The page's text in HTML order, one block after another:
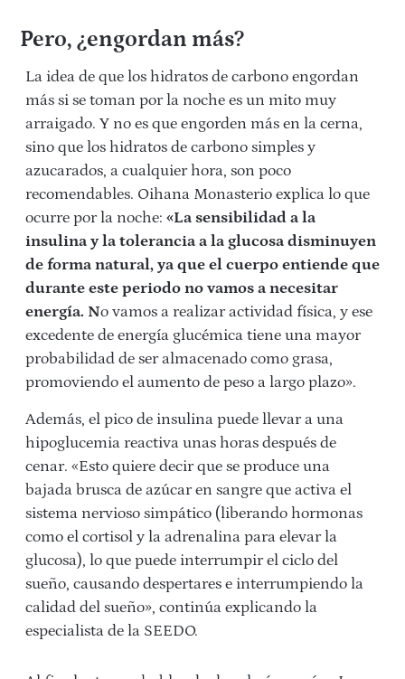
Pero, ¿engordan más?
La idea de que los hidratos de carbono engordan
más si se toman por la noche es un mito muy
arraigado. Y no es que engorden más en la cerna,
sino que los hidratos de carbono simples y
azucarados, a cualquier hora, son poco
recomendables. Oihana Monasterio explica lo que
ocurre por la noche: «La sensibilidad a la
insulina y la tolerancia a la glucosa disminuyen
de forma natural, ya que el cuerpo entiende que
durante este periodo no vamos a necesitar
energía. No vamos a realizar actividad física, y ese
excedente de energía glucémica tiene una mayor
probabilidad de ser almacenado como grasa,
promoviendo el aumento de peso a largo plazo».
Además, el pico de insulina puede llevar a una
hipoglucemia reactiva unas horas después de
cenar. «Esto quiere decir que se produce una
bajada brusca de azúcar en sangre que activa el
sistema nervioso simpático (liberando hormonas
como el cortisol y la adrenalina para elevar la
glucosa), lo que puede interrumpir el ciclo del
sueño, causando despertares e interrumpiendo la
calidad del sueño», continúa explicando la
especialista de la SEEDO.